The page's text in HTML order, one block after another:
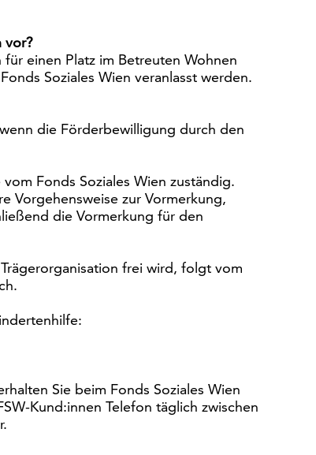
vor?
einen Platz im Betreuten Wohnen
Soziales Wien veranlasst werden.
die Förderbewilligung durch den
Fonds Soziales Wien zuständig.
Vorgehensweise zur Vormerkung,
die Vormerkung für den
frei wird, folgt vom
Sie beim Fonds Soziales Wien
Kund:innen Telefon täglich zwischen